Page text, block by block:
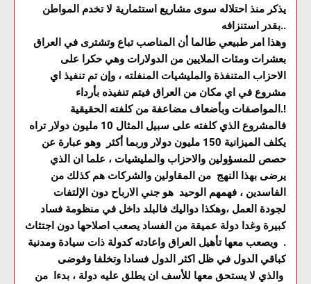
يذكر منذ احتلاله سوى مشاريع استثمارية لا تخدم المواطن
بقدر استنزافه..
وهذا امر طبيعي طالما أن المناصب تباع وتشترى في العراق
بعشرات ومئات الملايين من الدولارات وهي حكرا على
الاحزاب المتنفذة والمليشيات المنفلته ، وإن تم تنفيذ اي
مشروع في اي مكان من العراق فيتم تنفيذه بأرداء
المواصفات وبأضعاف مضاعفة من كلفته الحقيقية.!
يكلف الميزانية 150 مليون دولار وربما أكثر وهو عبارة عن
حصص للمسؤولين والاحزاب والمليشيات ، علما ان الذي
يرضى بهذا النهج من المقاولين والشركات هم كذلك من
الفاسدين ، فهمهم الوحيد هو جني الارباح دون الإلتفات
لجودة العمل ،وهكذا دواليك فالبلد داخل في منظومة فساد
كبيرة وغدا دولة عميقة من الفساد يصعب اصلاحها دون اجتثاث
. ويصعب معها تأهيل العراق واعادته كدولة ذات سيادة ومدنية
كباقي الدول في ظل اكثر الدول فسادا وتخلفا وفوضى
والذي لا يستحق معها للأسف ان يطلق عليه دولة ، بدءا من